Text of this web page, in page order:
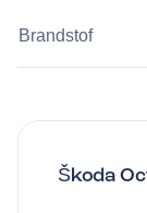
Brandstof
Škoda